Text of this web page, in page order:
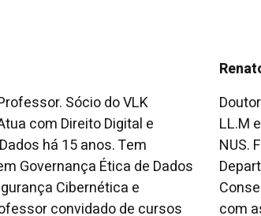
Sócio do VLK
com Direito Digital e
há 15 anos. Tem
Governança Ética de Dados
Cibernética e
convidado de cursos
LL.M
NUS.
com